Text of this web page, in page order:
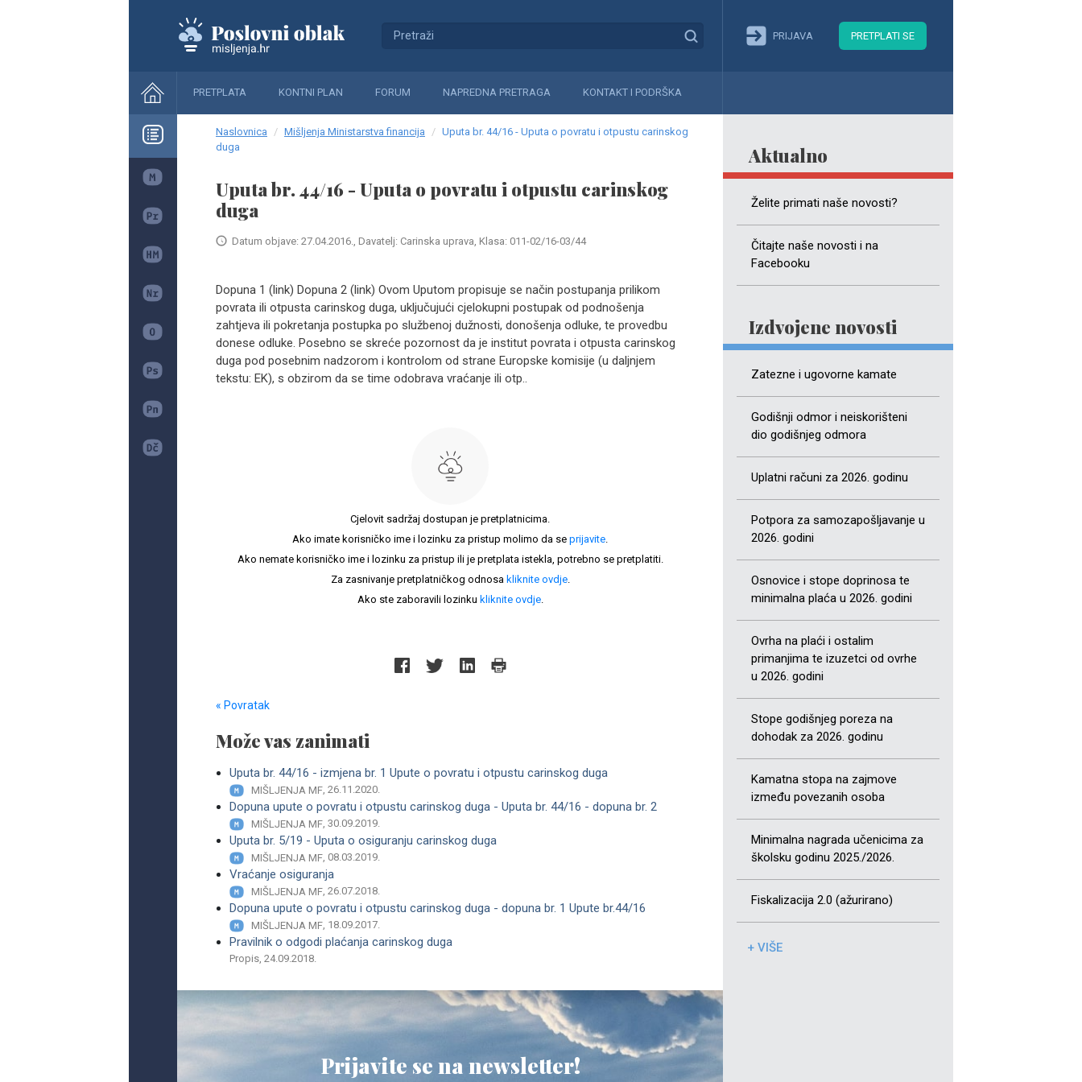
PRIJAVA PRETPLATI SE
PRETPLATA KONTNI PLAN FORUM NAPREDNA PRETRAGA KONTAKT I PODRŠKA
Aktualno
Želite primati naše novosti?
Čitajte naše novosti i na
Facebooku
Izdvojene novosti
Zatezne i ugovorne kamate
Godišnji odmor i neiskorišteni
dio godišnjeg odmora
Uplatni računi za 2026. godinu
Potpora za samozapošljavanje u
2026. godini
Osnovice i stope doprinosa te
minimalna plaća u 2026. godini
Ovrha na plaći i ostalim
primanjima te izuzetci od ovrhe
u 2026. godini
Stope godišnjeg poreza na
dohodak za 2026. godinu
Kamatna stopa na zajmove
između povezanih osoba
Minimalna nagrada učenicima za
školsku godinu 2025./2026.
Fiskalizacija 2.0 (ažurirano)
+ VIŠE
Naslovnica Mišljenja Ministarstva financija
Uputa br. 44/16 - Uputa o povratu i otpustu carinskog
duga
Uputa br. 44/16 - Uputa o povratu i otpustu carinskog
duga
Datum objave: 27.04.2016., Davatelj: Carinska uprava, Klasa: 011-02/16-03/44
Dopuna 1 (link) Dopuna 2 (link) Ovom Uputom propisuje se način postupanja prilikom
povrata ili otpusta carinskog duga, uključujući cjelokupni postupak od podnošenja
zahtjeva ili pokretanja postupka po službenoj dužnosti, donošenja odluke, te provedbu
donese odluke. Posebno se skreće pozornost da je institut povrata i otpusta carinskog
duga pod posebnim nadzorom i kontrolom od strane Europske komisije (u daljnjem
tekstu: EK), s obzirom da se time odobrava vraćanje ili otp..
Cjelovit sadržaj dostupan je pretplatnicima.
Ako imate korisničko ime i lozinku za pristup molimo da se prijavite.
Ako nemate korisničko ime i lozinku za pristup ili je pretplata istekla, potrebno se pretplatiti.
Za zasnivanje pretplatničkog odnosa kliknite ovdje.
Ako ste zaboravili lozinku kliknite ovdje.
« Povratak
Može vas zanimati
Uputa br. 44/16 - izmjena br. 1 Upute o povratu i otpustu carinskog duga
MIŠLJENJA MF, 26.11.2020.
Dopuna upute o povratu i otpustu carinskog duga - Uputa br. 44/16 - dopuna br. 2
MIŠLJENJA MF, 30.09.2019.
Uputa br. 5/19 - Uputa o osiguranju carinskog duga
MIŠLJENJA MF, 08.03.2019.
Vraćanje osiguranja
MIŠLJENJA MF, 26.07.2018.
Dopuna upute o povratu i otpustu carinskog duga - dopuna br. 1 Upute br.44/16
MIŠLJENJA MF, 18.09.2017.
Pravilnik o odgodi plaćanja carinskog duga
Propis, 24.09.2018.
Prijavite se na newsletter!